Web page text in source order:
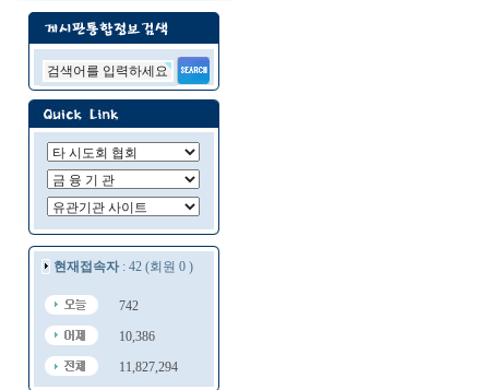
현재접속자: 42 (회원 0 )
742
10,386
11,827,294